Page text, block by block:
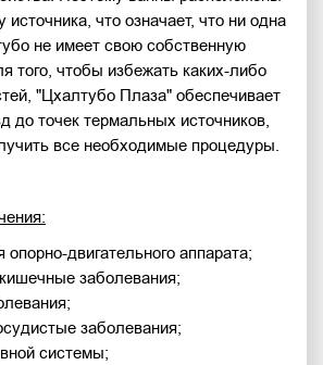
источника, что означает, что ни одна
не имеет свою собственную
того, чтобы избежать каких-либо
"Цхалтубо Плаза" обеспечивает
до точек термальных источников,
все необходимые процедуры.
двигательного аппарата;
заболевания;
заболевания;
системы;